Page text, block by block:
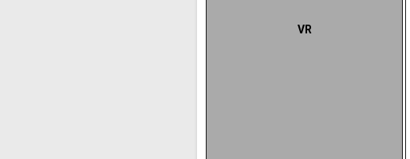
VR